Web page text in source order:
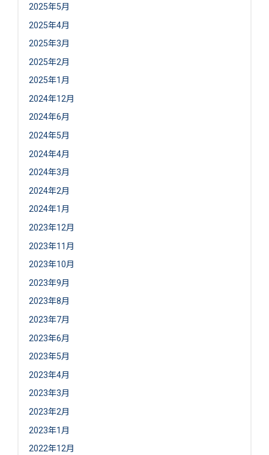
2025年5月
2025年4月
2025年3月
2025年2月
2025年1月
2024年12月
2024年6月
2024年5月
2024年4月
2024年3月
2024年2月
2024年1月
2023年12月
2023年11月
2023年10月
2023年9月
2023年8月
2023年7月
2023年6月
2023年5月
2023年4月
2023年3月
2023年2月
2023年1月
2022年12月